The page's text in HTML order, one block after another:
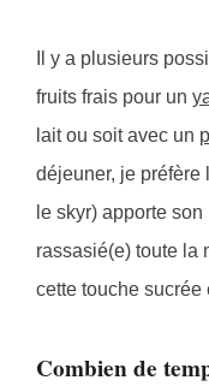
Il y a plusieurs
fruits frais pour un
lait ou soit avec un
déjeuner, je préfère
le skyr) apporte
rassasié(e) toute la
cette touche sucrée
Combien de